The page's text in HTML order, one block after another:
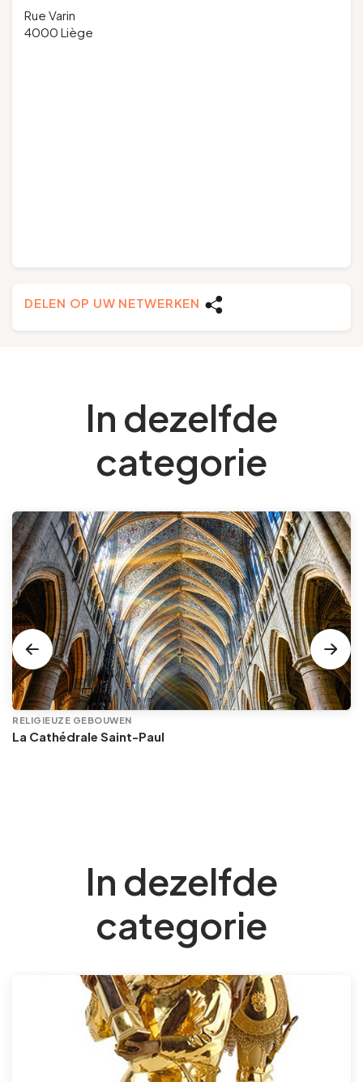
Rue Varin
4000 Liège
DELEN OP UW NETWERKEN
In dezelfde
categorie
RELIGIEUZE GEBOUWEN
La Cathédrale Saint-Paul
In dezelfde
categorie